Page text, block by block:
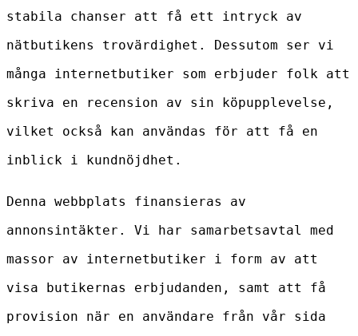
stabila chanser att få ett intryck av
nätbutikens trovärdighet. Dessutom ser vi
många internetbutiker som erbjuder folk att
skriva en recension av sin köpupplevelse,
vilket också kan användas för att få en
inblick i kundnöjdhet.
Denna webbplats finansieras av
annonsintäkter. Vi har samarbetsavtal med
massor av internetbutiker i form av att
visa butikernas erbjudanden, samt att få
provision när en användare från vår sida